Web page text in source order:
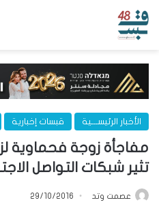
الأخبار الرئيســـية قبسات إخبارية
مفاجأة زوجة فحماوية
تثير شبكات التواصل
عصمت وتد 29/10/2016